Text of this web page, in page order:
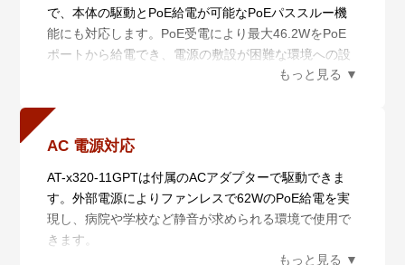
で、本体の駆動とPoE給電が可能なPoEパススルー機
能にも対応します。PoE受電により最大46.2WをPoE
ポートから給電でき、電源の敷設が困難な環境への設
ことにより200mに延長できるため、駐車場や体育館
など広い環境において、PoEデバイスを遠方に設置す
る場合に電源工事不要で最適な接続性を提供します。
※ 2 AC アダプターとの併用不可
AC 電源対応
AT-x320-11GPTは付属のACアダプターで駆動できま
す。外部電源によりファンレスで62WのPoE給電を実
現し、病院や学校など静音が求められる環境で使用で
きます。